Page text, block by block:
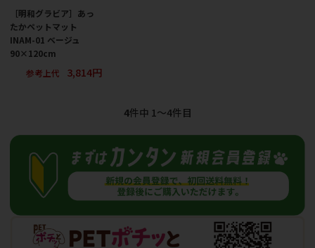
［明和グラビア］あっ
たかペットマット
INAM-01 ベージュ
90×120cm
参考上代
3,814円
4件中 1〜4件目